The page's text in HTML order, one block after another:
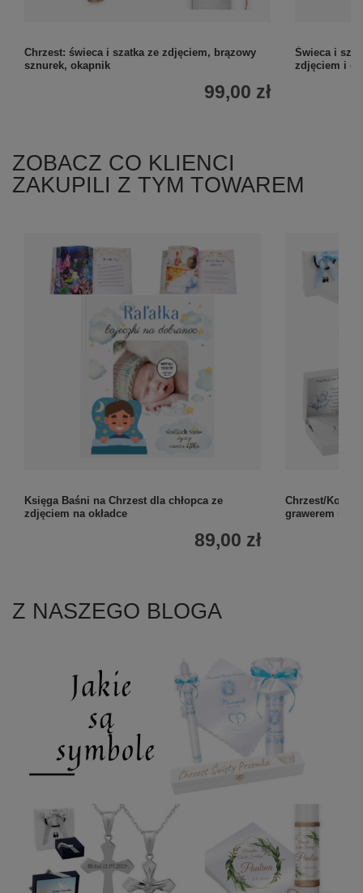
Chrzest: świeca i szatka ze zdjęciem, brązowy
sznurek, okapnik
99,00 zł
Świeca i
zdjęciem i
ZOBACZ CO KLIENCI
ZAKUPILI Z TYM TOWAREM
Księga Baśni na Chrzest dla chłopca ze
zdjęciem na okładce
89,00 zł
Chrzest/
grawerem i
Z NASZEGO BLOGA